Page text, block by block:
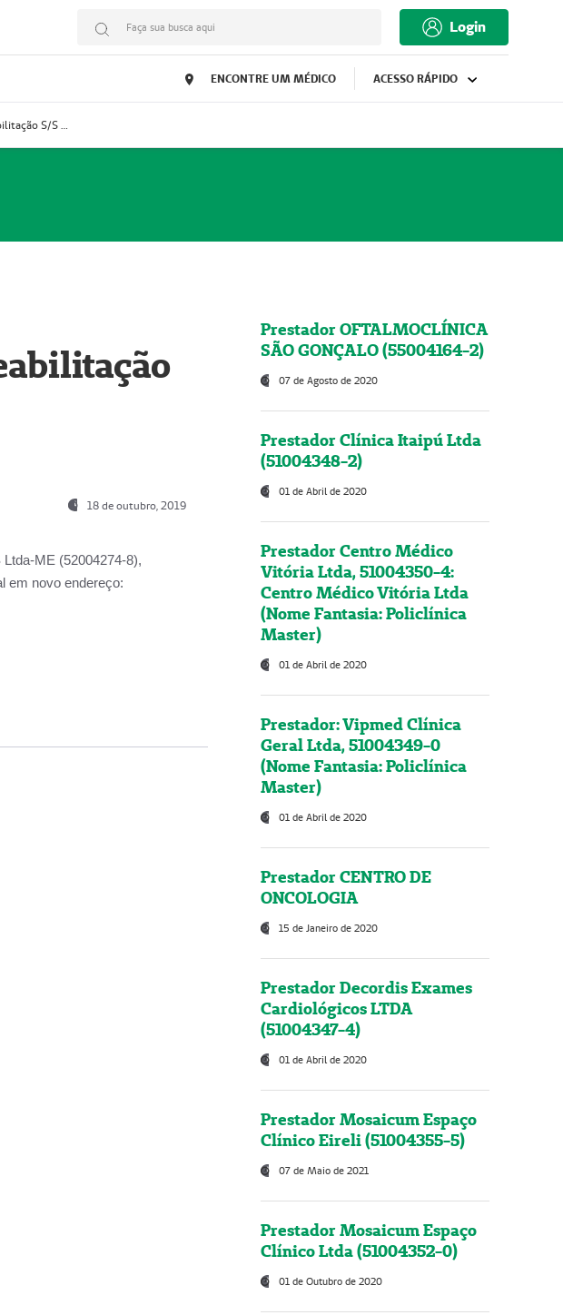
Faça sua busca aqui Login
ENCONTRE UM MÉDICO ACESSO RÁPIDO
Prestador CERPAM – Centro de Reabilitação S/S Ltda-ME (52004274-8)
18 de outubro, 2019
Ltda-ME (52004274-8),
em novo endereço:
Prestador OFTALMOCLÍNICA
SÃO GONÇALO (55004164-2)
07 de Agosto de 2020
Prestador Clínica Itaipú Ltda
(51004348-2)
01 de Abril de 2020
Prestador Centro Médico
Vitória Ltda, 51004350-4:
Centro Médico Vitória Ltda
(Nome Fantasia: Policlínica
Master)
01 de Abril de 2020
Prestador: Vipmed Clínica
Geral Ltda, 51004349-0
(Nome Fantasia: Policlínica
Master)
01 de Abril de 2020
Prestador CENTRO DE
ONCOLOGIA
15 de Janeiro de 2020
Prestador Decordis Exames
Cardiológicos LTDA
(51004347-4)
01 de Abril de 2020
Prestador Mosaicum Espaço
Clínico Eireli (51004355-5)
07 de Maio de 2021
Prestador Mosaicum Espaço
Clínico Ltda (51004352-0)
01 de Outubro de 2020